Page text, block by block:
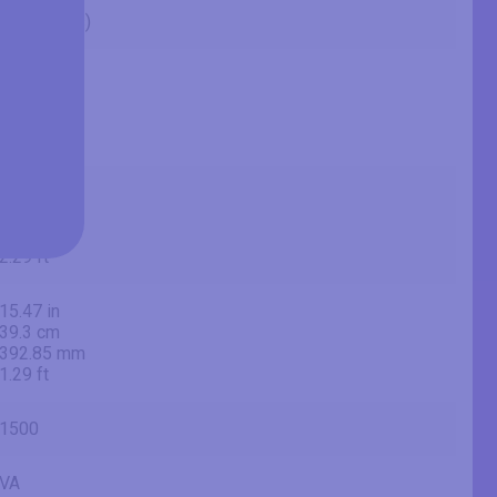
32" (inches)
2.29 ft
15.47 in
39.3 cm
392.85 mm
1.29 ft
1500
VA